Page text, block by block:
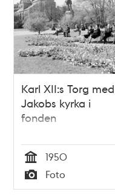
Karl XII:s Torg med
Jakobs kyrka i
fonden
Tid
1950
Typ
Foto